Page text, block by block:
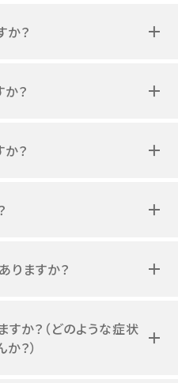
？
？
？
りますか？
か？（どのような症状
？）